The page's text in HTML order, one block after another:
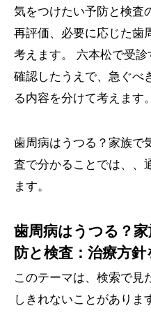
気をつけたい予防と検査
再評価、必要に応じた歯
考えます。 六本松で受
確認したうえで、急ぐべ
る内容を分けて考えます。
歯周病はうつる？家族で
査で分かることでは、、
ます。
歯周病はうつる？
防と検査：治療方
このテーマは、検索で見
しきれないことがありま